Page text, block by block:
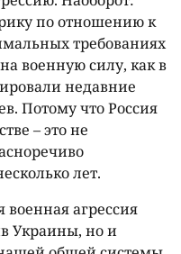
по отношению к
требованиях
военную силу, как в
недавние
Потому что Россия
– это не
лет.
военная агрессия
Украины, но и